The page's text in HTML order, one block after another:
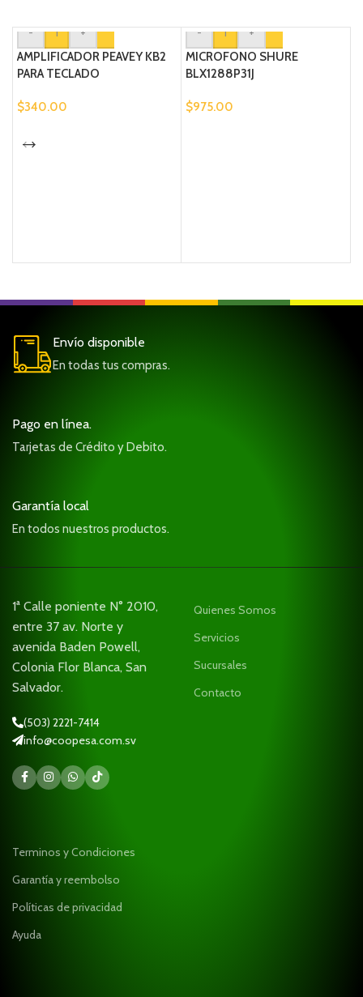
-
+
AMPLIFICADOR PEAVEY KB2
PARA TECLADO
$340.00
-
+
MICROFONO SHURE
BLX1288P31J
$975.00
Envío disponible
En todas tus compras.
Pago en línea.
Tarjetas de Crédito y Debito.
Garantía local
En todos nuestros productos.
1ª Calle poniente N° 2010,
entre 37 av. Norte y
avenida Baden Powell,
Colonia Flor Blanca, San
Salvador.
(503) 2221-7414
info@coopesa.com.sv
Quienes Somos
Servicios
Sucursales
Contacto
Terminos y Condiciones
Garantía y reembolso
Políticas de privacidad
Ayuda